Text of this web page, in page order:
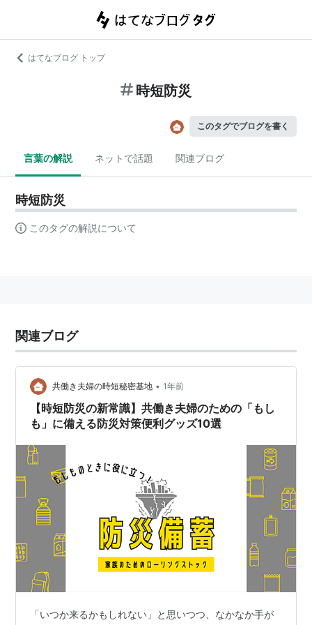
はてなブログ トップ
時短防災
このタグでブログを書く
言葉の解説 ネットで話題 関連ブログ
時短防災
このタグの解説について
関連ブログ
共働き夫婦の時短秘密基地 • 1年前
【時短防災の新常識】共働き夫婦のための「もし
も」に備える防災対策便利グッズ10選
「いつか来るかもしれない」と思いつつ、なかなか手が